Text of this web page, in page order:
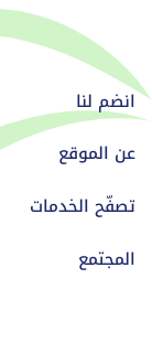
انضم لنا
عن الموقع
تصفّح الخدمات
المجتمع